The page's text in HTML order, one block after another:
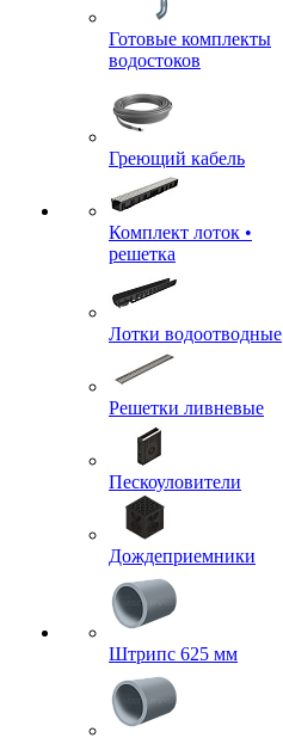
Готовые комплекты
водостоков
Греющий кабель
Комплект лоток •
решетка
Лотки водоотводные
Решетки ливневые
Пескоуловители
Дождеприемники
Штрипс 625 мм